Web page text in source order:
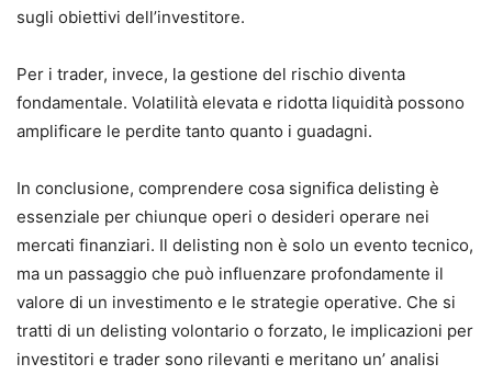
sugli obiettivi dell’investitore.
Per i trader, invece, la gestione del rischio diventa
fondamentale. Volatilità elevata e ridotta liquidità possono
amplificare le perdite tanto quanto i guadagni.
In conclusione, comprendere cosa significa delisting è
essenziale per chiunque operi o desideri operare nei
mercati finanziari. Il delisting non è solo un evento tecnico,
ma un passaggio che può influenzare profondamente il
valore di un investimento e le strategie operative. Che si
tratti di un delisting volontario o forzato, le implicazioni per
investitori e trader sono rilevanti e meritano un’ analisi